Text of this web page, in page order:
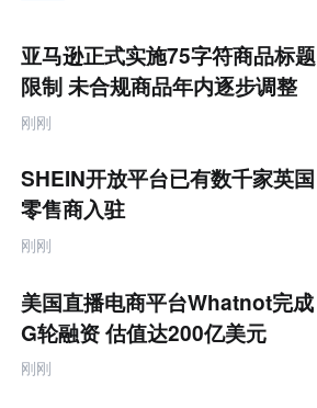
未
来
零
售
跨
境
产
业
互
联
网
题
亚马逊正式实施75字符商品标题
限制 未合规商品年内逐步调整
刚刚
SHEIN开放平台已有数千家英国
零售商入驻
刚刚
美国直播电商平台Whatnot完成
G轮融资 估值达200亿美元
刚刚